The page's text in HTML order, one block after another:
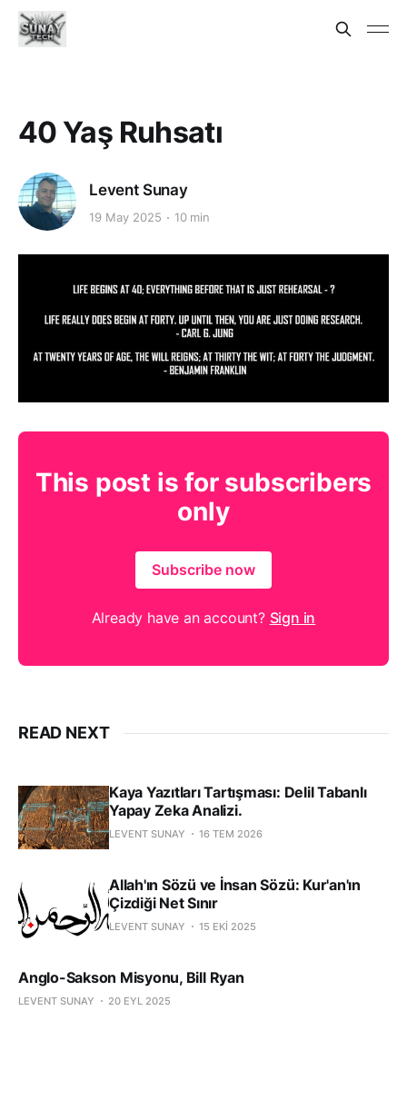
40 Yaş Ruhsatı
Levent Sunay
19 May 2025 10 min
This post is for subscribers
only
Subscribe now
Already have an account? Sign in
READ NEXT
Kaya Yazıtları Tartışması: Delil Tabanlı
Yapay Zeka Analizi.
LEVENT SUNAY 16 TEM 2026
Allah'ın Sözü ve İnsan Sözü: Kur'an'ın
Çizdiği Net Sınır
LEVENT SUNAY 15 EKI 2025
Anglo-Sakson Misyonu, Bill Ryan
LEVENT SUNAY 20 EYL 2025